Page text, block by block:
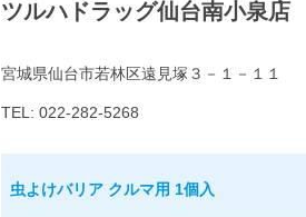
ツルハドラッグ仙台南小泉店
宮城県仙台市若林区遠見塚３－１－１１
TEL: 022-282-5268
虫よけバリア クルマ用 1個入